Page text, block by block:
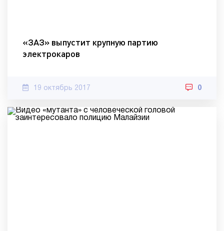
«ЗАЗ» выпустит крупную партию
электрокаров
19 октябрь 2017 0